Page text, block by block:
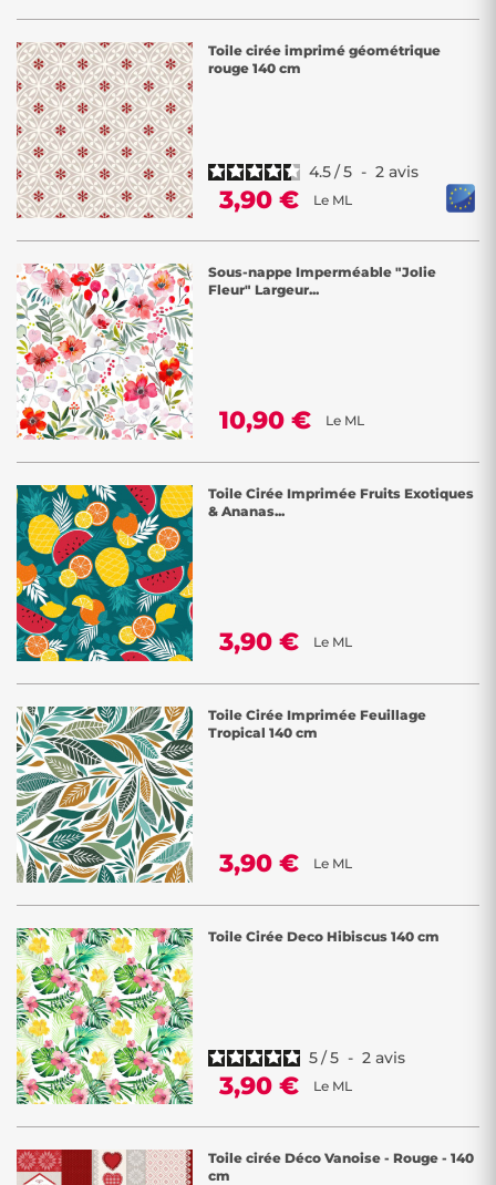
Toile cirée imprimé géométrique
rouge 140 cm
4.5/5 - 2 avis
3,90 € Le ML
Sous-nappe Imperméable "Jolie
Fleur" Largeur...
10,90 € Le ML
Toile Cirée Imprimée Fruits Exotiques
& Ananas...
3,90 € Le ML
Toile Cirée Imprimée Feuillage
Tropical 140 cm
3,90 € Le ML
Toile Cirée Deco Hibiscus 140 cm
5/5 - 2 avis
3,90 € Le ML
Toile cirée Déco Vanoise - Rouge - 140
cm